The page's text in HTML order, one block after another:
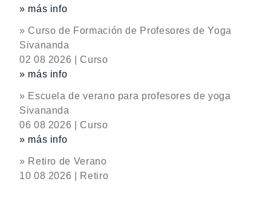
» más info
» Curso de Formación de Profesores de Yoga
Sivananda
02 08 2026 | Curso
» más info
» Escuela de verano para profesores de yoga
Sivananda
06 08 2026 | Curso
» más info
» Retiro de Verano
10 08 2026 | Retiro